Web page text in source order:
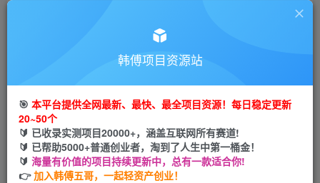
会员专属资源
您暂无购买权限，请先开通会员
开通会员
韩傅项目资源站
🎯 本平台提供全网最新、最快、最全项目资源！每日稳定更新
20~50个
🔰 已收录实测项目20000+，涵盖互联网所有赛道!
🔰 已帮助5000+普通创业者，淘到了人生中第一桶金！
🔰 海量有价值的项目持续更新中，总有一款适合你!
👉加入韩傅五哥，一起轻资产创业！